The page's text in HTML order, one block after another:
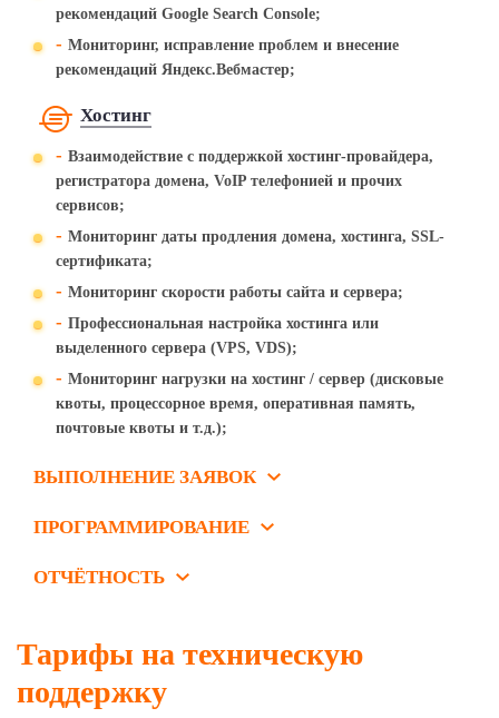
рекомендаций Google Search Console;
- Мониторинг, исправление проблем и внесение
рекомендаций Яндекс.Вебмастер;
Хостинг
- Взаимодействие с поддержкой хостинг-провайдера,
регистратора домена, VoIP телефонией и прочих
сервисов;
- Мониторинг даты продления домена, хостинга, SSL-
сертификата;
- Мониторинг скорости работы сайта и сервера;
- Профессиональная настройка хостинга или
выделенного сервера (VPS, VDS);
- Мониторинг нагрузки на хостинг / сервер (дисковые
квоты, процессорное время, оперативная память,
почтовые квоты и т.д.);
ВЫПОЛНЕНИЕ ЗАЯВОК
ПРОГРАММИРОВАНИЕ
ОТЧЁТНОСТЬ
Тарифы на техническую
поддержку